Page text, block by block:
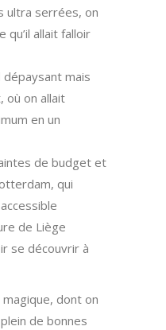
ultra serrées, on
qu’il allait falloir
dépaysant mais
où on allait
en un
de budget et
qui
de Liège
se découvrir à
dont on
de bonnes